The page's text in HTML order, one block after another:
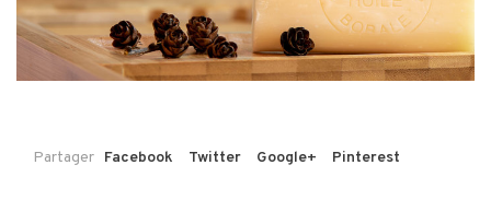
Partager Facebook Twitter Google+ Pinterest